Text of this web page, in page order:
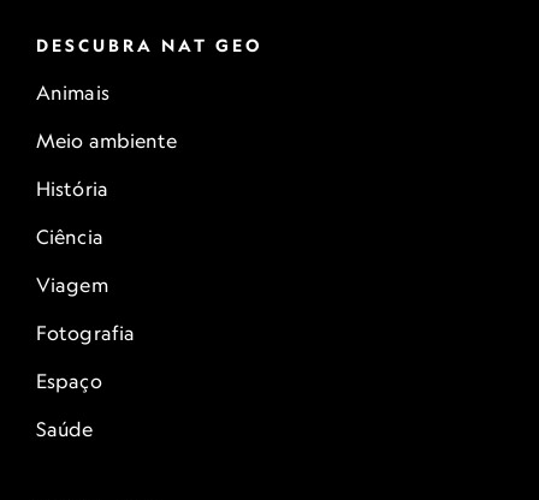
DESCUBRA NAT GEO
Animais
Meio ambiente
História
Ciência
Viagem
Fotografia
Espaço
Saúde